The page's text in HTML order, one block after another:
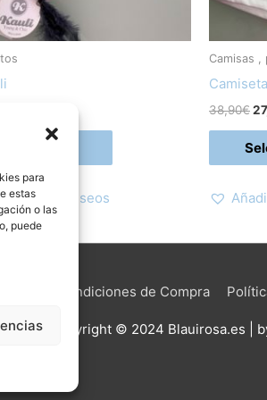
para
estas
o las
puede
lista de deseos
Camisas ,
38,90€
Condiciones de Compra
Copyright © 2024 Blauirosa.es |